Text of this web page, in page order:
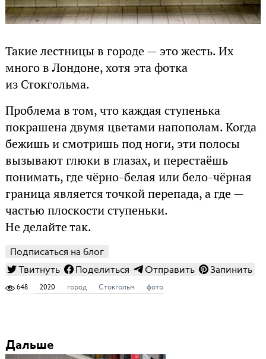
Такие лестницы в городе — это жесть. Их
много в Лондоне, хотя эта фотка
из Стокгольма.
Проблема в том, что каждая ступенька
покрашена двумя цветами напополам. Когда
бежишь и смотришь под ноги, эти полосы
вызывают глюки в глазах, и перестаёшь
понимать, где чёрно-белая или бело-чёрная
граница является точкой перепада, а где —
частью плоскости ступеньки.
Не делайте так.
Подписаться на блог
Твитнуть
Поделиться Отправить Запинить
648 2020 город Стокгольм фото
Дальше